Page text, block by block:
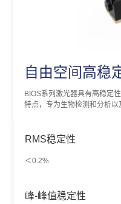
自由空间高稳
BIOS系列激光器具有高稳定
特点，专为生物检测和分析以
RMS稳定性
＜0.2%
峰-峰值稳定性